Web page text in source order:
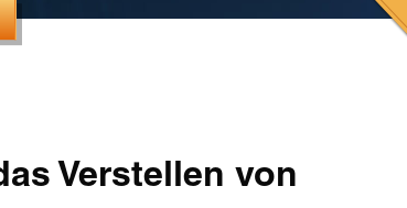
Verstellen von